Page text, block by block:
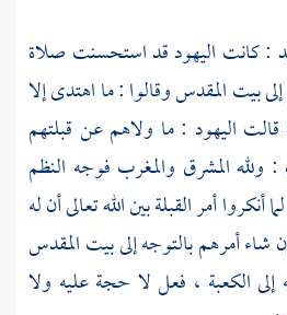
: كانت اليهودقد استحسنت صلاة
بيت المقدسوقالوا : ما اهتدى إلا
قالت اليهود : ما ولاهم عن قبلتهم
: ولله المشرق والمغرب فوجه النظم
لما أنكروا أمر القبلة بين الله تعالى أن له
شاء أمرهم بالتوجه إلى بيت المقدس
الكعبة ، فعل لا حجة عليه ولا